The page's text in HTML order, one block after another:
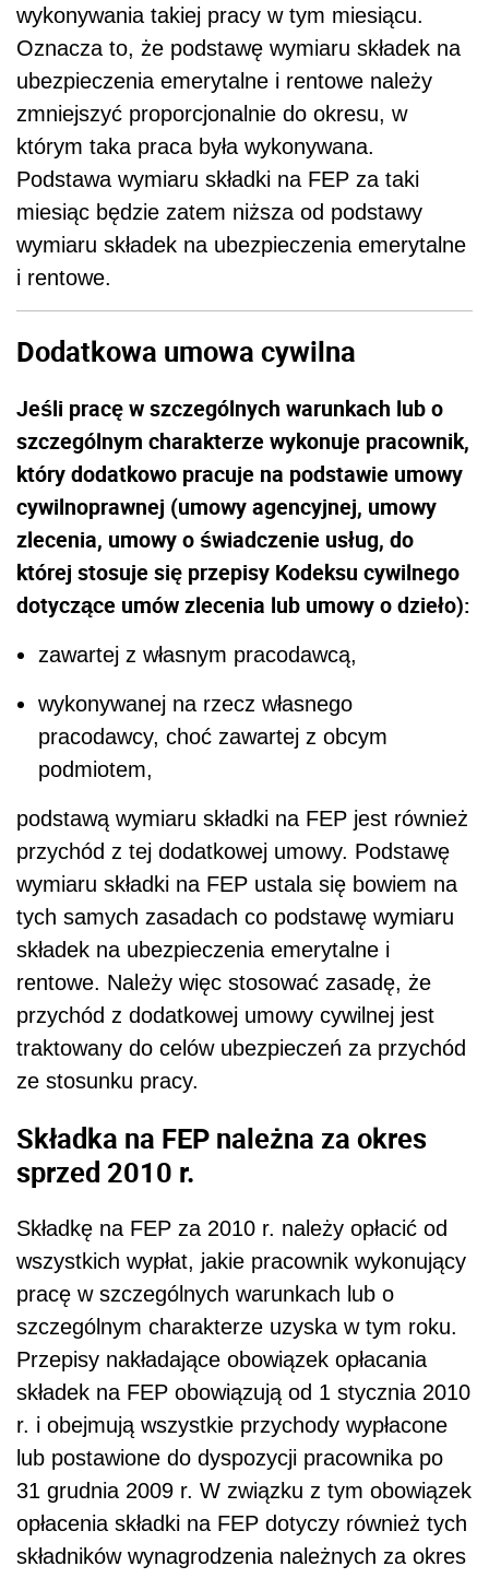
wykonywania takiej pracy w tym miesiącu.
Oznacza to, że podstawę wymiaru składek na
ubezpieczenia emerytalne i rentowe należy
zmniejszyć proporcjonalnie do okresu, w
którym taka praca była wykonywana.
Podstawa wymiaru składki na FEP za taki
miesiąc będzie zatem niższa od podstawy
wymiaru składek na ubezpieczenia emerytalne
i rentowe.
Dodatkowa umowa cywilna
Jeśli pracę w szczególnych warunkach lub o
szczególnym charakterze wykonuje pracownik,
który dodatkowo pracuje na podstawie umowy
cywilnoprawnej (umowy agencyjnej, umowy
zlecenia, umowy o świadczenie usług, do
której stosuje się przepisy Kodeksu cywilnego
dotyczące umów zlecenia lub umowy o dzieło):
zawartej z własnym pracodawcą,
wykonywanej na rzecz własnego
pracodawcy, choć zawartej z obcym
podmiotem,
podstawą wymiaru składki na FEP jest również
przychód z tej dodatkowej umowy. Podstawę
wymiaru składki na FEP ustala się bowiem na
tych samych zasadach co podstawę wymiaru
składek na ubezpieczenia emerytalne i
rentowe. Należy więc stosować zasadę, że
przychód z dodatkowej umowy cywilnej jest
traktowany do celów ubezpieczeń za przychód
ze stosunku pracy.
Składka na FEP należna za okres
sprzed 2010 r.
Składkę na FEP za 2010 r. należy opłacić od
wszystkich wypłat, jakie pracownik wykonujący
pracę w szczególnych warunkach lub o
szczególnym charakterze uzyska w tym roku.
Przepisy nakładające obowiązek opłacania
składek na FEP obowiązują od 1 stycznia 2010
r. i obejmują wszystkie przychody wypłacone
lub postawione do dyspozycji pracownika po
31 grudnia 2009 r. W związku z tym obowiązek
opłacenia składki na FEP dotyczy również tych
składników wynagrodzenia należnych za okres